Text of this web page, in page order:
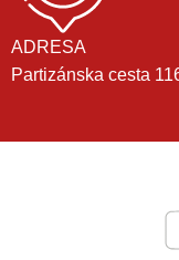
ADRESA
Partizánska cesta